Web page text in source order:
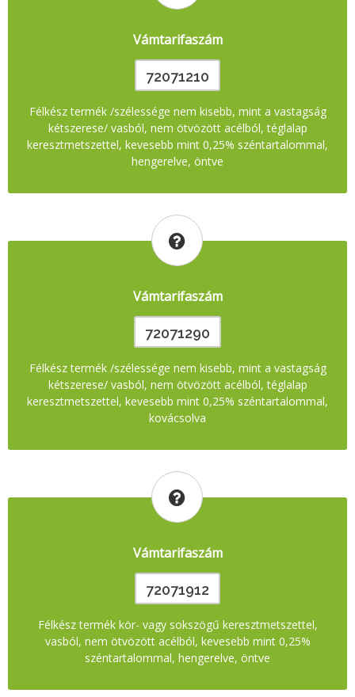
Vámtarifaszám
72071210
Félkész termék /szélessége nem kisebb, mint a vastagság
kétszerese/ vasból, nem ötvözött acélból, téglalap
keresztmetszettel, kevesebb mint 0,25% széntartalommal,
hengerelve, öntve
Vámtarifaszám
72071290
Félkész termék /szélessége nem kisebb, mint a vastagság
kétszerese/ vasból, nem ötvözött acélból, téglalap
keresztmetszettel, kevesebb mint 0,25% széntartalommal,
kovácsolva
Vámtarifaszám
72071912
Félkész termék kör- vagy sokszögű keresztmetszettel,
vasból, nem ötvözött acélból, kevesebb mint 0,25%
széntartalommal, hengerelve, öntve